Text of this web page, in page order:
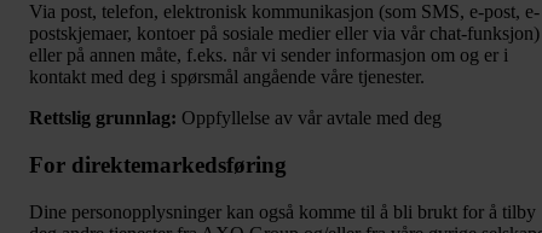
Via post, telefon, elektronisk kommunikasjon (som SMS, e-post, e-
postskjemaer, kontoer på sosiale medier eller via vår chat-funksjon)
eller på annen måte, f.eks. når vi sender informasjon om og er i
kontakt med deg i spørsmål angående våre tjenester.
Rettslig grunnlag: Oppfyllelse av vår avtale med deg
For direktemarkedsføring
Dine personopplysninger kan også komme til å bli brukt for å tilby